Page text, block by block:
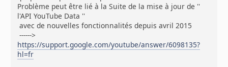
Problème peut être lié à la Suite de la mise à jour de ''
l'API YouTube Data ''
avec de nouvelles fonctionnalités depuis avril 2015
------>
https://support.google.com/youtube/answer/6098135?
hl=fr